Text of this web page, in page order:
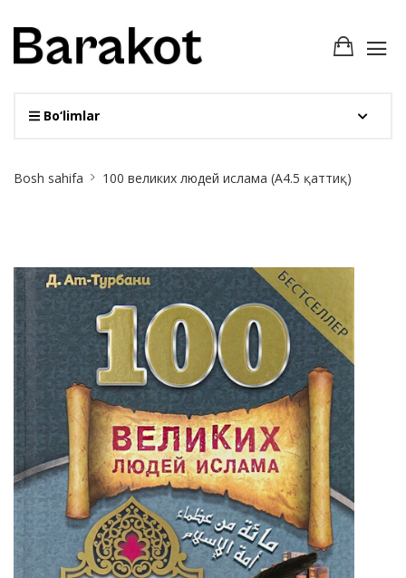
Bo‘limlar
Breadcrumb
Bosh sahifa 100 великих людей ислама (A4.5 қаттиқ)